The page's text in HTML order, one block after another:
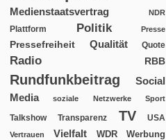
Medienstaatsvertrag NDR
Plattform Politik Presse
Pressefreiheit Qualität Quote
Radio RBB
Rundfunkbeitrag
Social
Media
soziale Netzwerke Sport
Talkshow Transparenz TV USA
Vertrauen Vielfalt WDR Werbung